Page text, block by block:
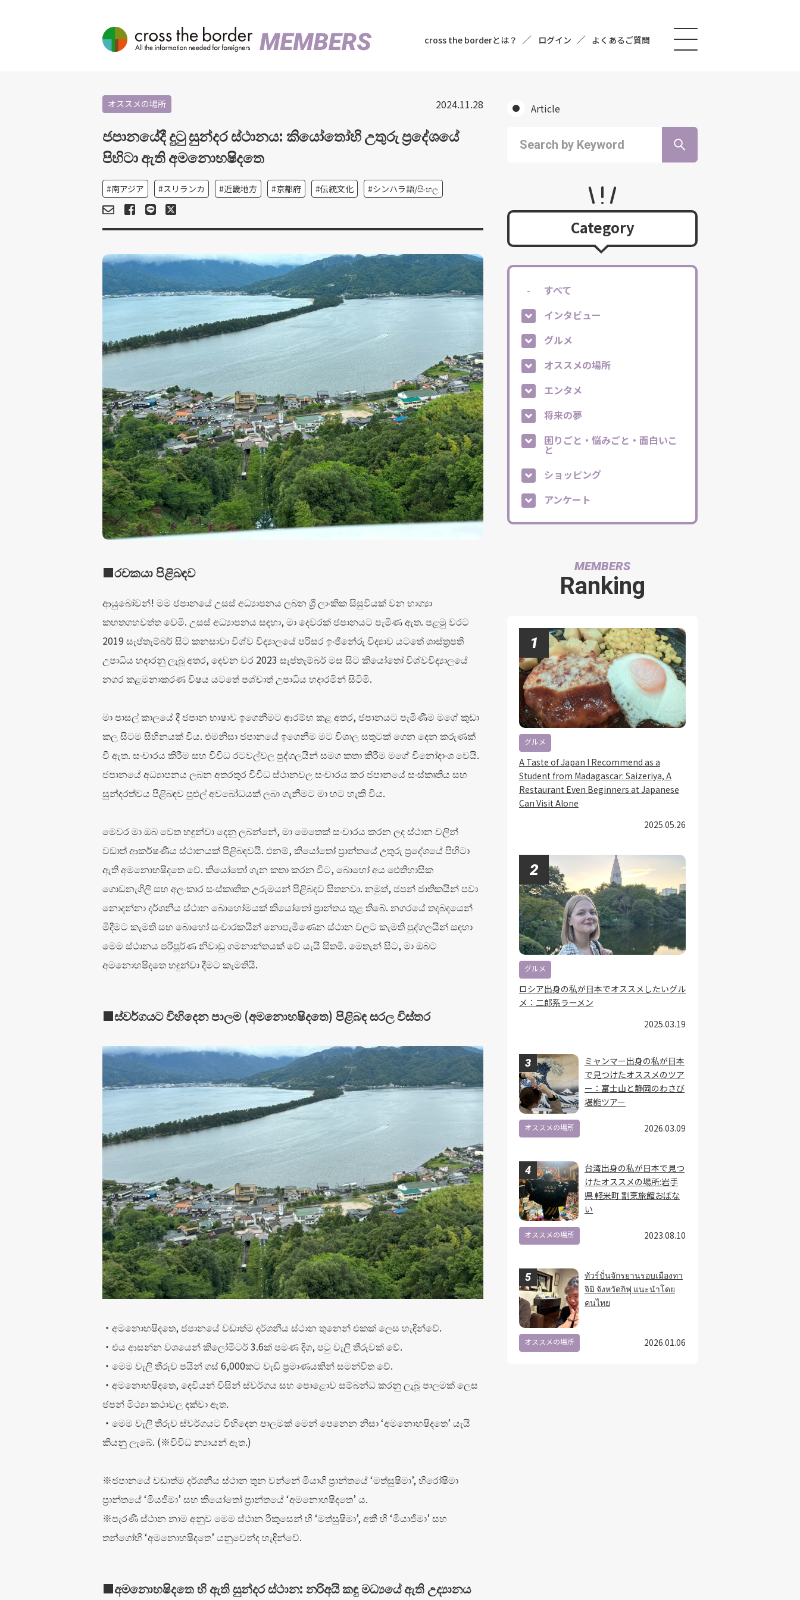
cross the borderとは？ ログイン よくあるご質問
オススメの場所 2024.11.28
ජපානයේදී දුටු සුන්දර ස්ථානය: කියෝතෝහි උතුරු ප්‍රදේශයේ
පිහිටා ඇති අමනොහෂිදතෙ
南アジア スリランカ 近畿地方 京都府 伝統文化 シンハラ語/සිංහල
■රචකයා පිළිබඳව
ආයුබෝවන්! මම ජපානයේ උසස් අධ්‍යාපනය ලබන ශ්‍රී ලාංකික සිසුවියක් වන භාග්‍යා
කහතගහවත්ත වෙමි. උසස් අධ්‍යාපනය සඳහා, මා දෙවරක් ජපානයට පැමිණ ඇත. පළමු වරට
2019 සැප්තැම්බර් සිට කනසාවා විශ්ව විද්‍යාලයේ පරිසර ඉංජිනේරු විද්‍යාව යටතේ ශාස්ත්‍රපති
උපාධිය හදාරනු ලැබූ අතර, දෙවන වර 2023 සැප්තැම්බර් මස සිට කියෝතෝ විශ්වවිද්‍යාලයේ
නගර කළමනාකරණ විෂය යටතේ පශ්චාත් උපාධිය හදාරමින් සිටිමි.
මා පාසල් කාලයේ දී ජපාන භාෂාව ඉගෙනීමට ආරම්භ කළ අතර, ජපානයට පැමිණීම මගේ කුඩා
කල සිටම සිහිනයක් විය. එමනිසා ජපානයේ ඉගෙනීම මට විශාල සතුටක් ගෙන දෙන කරුණක්
වී ඇත. සංචාරය කිරීම සහ විවිධ රටවල්වල පුද්ගලයින් සමග කතා කිරීම මගේ විනෝදාංශ වෙයි.
ජපානයේ අධ්‍යාපනය ලබන අතරතුර විවිධ ස්ථානවල සංචාරය කර ජපානයේ සංස්කෘතිය සහ
සුන්දරත්වය පිළිබඳව පුළුල් අවබෝධයක් ලබා ගැනීමට මා හට හැකි විය.
මෙවර මා ඔබ වෙත හඳුන්වා දෙනු ලබන්නේ, මා මෙතෙක් සංචාරය කරන ලද ස්ථාන වලින්
වඩාත් ආකර්ෂණීය ස්ථානයක් පිළිබඳවයි. එනම්, කියෝතෝ ප්‍රාන්තයේ උතුරු ප්‍රදේශයේ පිහිටා
ඇති අමනොහෂිදතෙ වේ. කියෝතෝ ගැන කතා කරන විට, බොහෝ අය ඓතිහාසික
ගොඩනැගිලි සහ අලංකාර සංස්කෘතික උරුමයන් පිළිබඳව සිතනවා. නමුත්, ජපන් ජාතිකයින් පවා
නොදන්නා දර්ශනීය ස්ථාන බොහෝමයක් කියෝතෝ ප්‍රාන්තය තුළ තිබේ. නගරයේ තදබදයෙන්
මිදීමට කැමති සහ බොහෝ සංචාරකයින් නොපැමිණෙන ස්ථාන වලට කැමති පුද්ගලයින් සඳහා
මෙම ස්ථානය පරිපූර්ණ නිවාඩු ගමනාන්තයක් වේ යැයි සිතමි. මෙතැන් සිට, මා ඔබට
අමනොහෂිදතෙ හඳුන්වා දීමට කැමතියි.
■ස්වර්ගයට විහිදෙන පාලම (අමනොහෂිදතෙ) පිළිබඳ සරල විස්තර
・අමනොහෂිදතෙ, ජපානයේ වඩාත්ම දර්ශනීය ස්ථාන තුනෙන් එකක් ලෙස හැඳින්වේ.
・එය ආසන්න වශයෙන් කිලෝමීටර් 3.6ක් පමණ දිග, පටු වැලි තීරුවක් වේ.
・මෙම වැලි තීරුව පයින් ගස් 6,000කට වැඩි ප්‍රමාණයකින් සමන්විත වේ.
・අමනොහෂිදතෙ, දෙවියන් විසින් ස්වර්ගය සහ පොළොව සම්බන්ධ කරනු ලැබූ පාලමක් ලෙස
ජපන් මිථ්‍යා කථාවල දක්වා ඇත.
・මෙම වැලි තීරුව ස්වර්ගයට විහිදෙන පාලමක් මෙන් පෙනෙන නිසා ‘අමනොහෂිදතෙ’ යැයි
කියනු ලැබේ. (※විවිධ න්‍යායන් ඇත.)
※ජපානයේ වඩාත්ම දර්ශනීය ස්ථාන තුන වන්නේ මියාගි ප්‍රාන්තයේ ‘මත්සුෂිමා’, හිරෝෂිමා
ප්‍රාන්තයේ ‘මියජිමා’ සහ කියෝතෝ ප්‍රාන්තයේ ‘අමනොහෂිදතෙ’ ය.
※පැරණි ස්ථාන නාම අනුව මෙම ස්ථාන රිකුසෙන් හි ‘මත්සුෂිමා’, අකී හි ‘මියාජිමා’ සහ
තන්ගෝහි ‘අමනොහෂිදතෙ’ යනුවෙන්ද හැඳින්වේ.
■අමනොහෂිදතෙ හි ඇති සුන්දර ස්ථාන: නරිඅයි කඳු මධ්‍යයේ ඇති උද්‍යානය
Article
Category
すべて
インタビュー
グルメ
オススメの場所
エンタメ
将来の夢
困りごと・悩みごと・面白いこ
と
ショッピング
アンケート
MEMBERS
Ranking
グルメ
A Taste of Japan I Recommend as a
Student from Madagascar: Saizeriya, A
Restaurant Even Beginners at Japanese
Can Visit Alone
2025.05.26
グルメ
ロシア出身の私が日本でオススメしたいグル
メ：二郎系ラーメン
2025.03.19
オススメの場所
ミャンマー出身の私が日本
で見つけたオススメのツア
ー：富士山と静岡のわさび
堪能ツアー
2026.03.09
オススメの場所
台湾出身の私が日本で見つ
けたオススメの場所:岩手
県 軽米町 割烹旅館おぼな
い
2023.08.10
オススメの場所
ทัวร์ปั่นจักรยานรอบเมืองทา
จิมิ จังหวัดกิฟุ แนะนำโดย
คนไทย
2026.01.06